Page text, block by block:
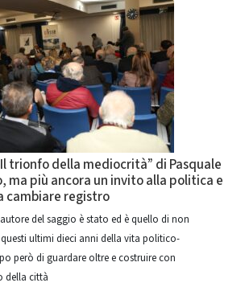
trionfo della mediocrità” di Pasquale
ma più ancora un invito alla politica e
cambiare registro
del saggio è stato ed è quello di non
ultimi dieci anni della vita politico-
però di guardare oltre e costruire con
della città